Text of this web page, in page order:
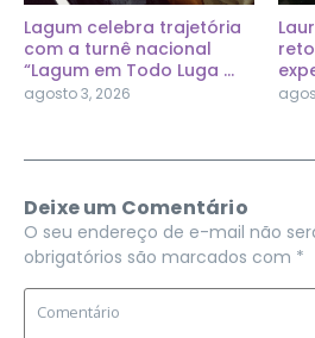
Lagum celebra trajetória
com a turnê nacional
“Lagum em Todo Luga ...
agosto 3, 2026
Deixe um Comentário
O seu endereço de e-mail não
obrigatórios são marcados com *